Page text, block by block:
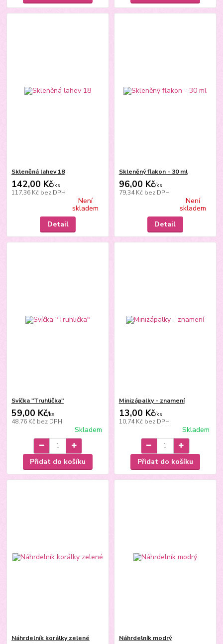
Skleněná lahev 18
142,00 Kč/ks
117,36 Kč bez DPH
Není
skladem
Detail
Skleněný flakon - 30 ml
96,00 Kč/ks
79,34 Kč bez DPH
Není
skladem
Detail
Svíčka "Truhlička"
59,00 Kč/ks
48,76 Kč bez DPH
Skladem
Přidat do košíku
Minizápalky - znamení
13,00 Kč/ks
10,74 Kč bez DPH
Skladem
Přidat do košíku
Náhrdelník korálky zelené Náhrdelník modrý